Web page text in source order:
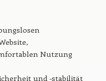
Nutzung
und -stabilität